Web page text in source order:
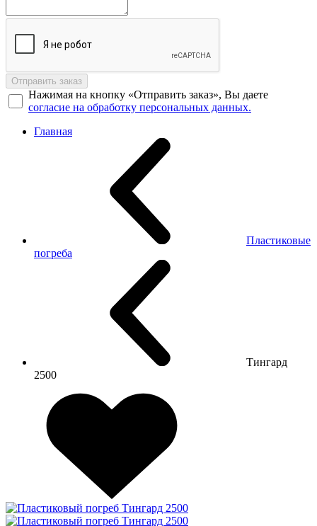
Отправить заказ
Нажимая на кнопку «Отправить заказ», Вы даете
согласие на обработку персональных данных.
Главная
Пластиковые
погреба
Тингард
2500